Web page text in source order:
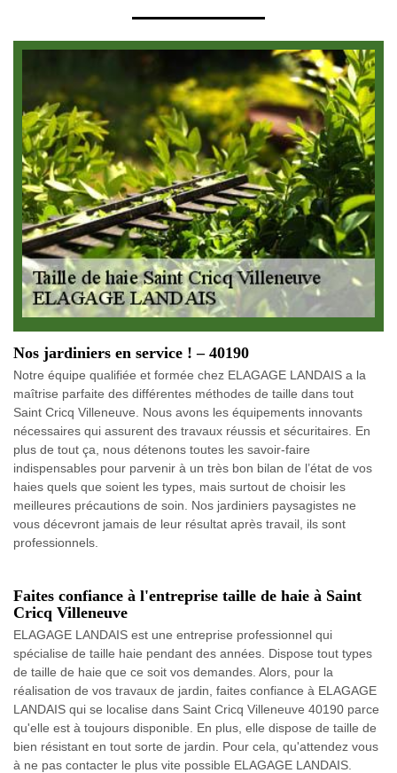
Nos jardiniers en service ! – 40190
Notre équipe qualifiée et formée chez ELAGAGE LANDAIS a la
maîtrise parfaite des différentes méthodes de taille dans tout
Saint Cricq Villeneuve. Nous avons les équipements innovants
nécessaires qui assurent des travaux réussis et sécuritaires. En
plus de tout ça, nous détenons toutes les savoir-faire
indispensables pour parvenir à un très bon bilan de l’état de vos
haies quels que soient les types, mais surtout de choisir les
meilleures précautions de soin. Nos jardiniers paysagistes ne
vous décevront jamais de leur résultat après travail, ils sont
professionnels.
Faites confiance à l'entreprise taille de haie à Saint
Cricq Villeneuve
ELAGAGE LANDAIS est une entreprise professionnel qui
spécialise de taille haie pendant des années. Dispose tout types
de taille de haie que ce soit vos demandes. Alors, pour la
réalisation de vos travaux de jardin, faites confiance à ELAGAGE
LANDAIS qui se localise dans Saint Cricq Villeneuve 40190 parce
qu'elle est à toujours disponible. En plus, elle dispose de taille de
bien résistant en tout sorte de jardin. Pour cela, qu'attendez vous
à ne pas contacter le plus vite possible ELAGAGE LANDAIS.